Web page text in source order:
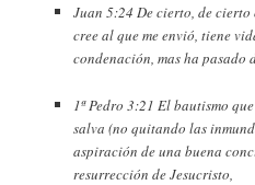
Juan 5:24 De cierto, de
cree al que me envió, tiene
condenación, mas ha pasado
1ª Pedro 3:21 El bautismo
salva (no quitando las
aspiración de una buena
resurrección de Jesucristo,